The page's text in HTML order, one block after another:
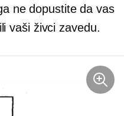
ne dopustite da vas
vaši živci zavedu.